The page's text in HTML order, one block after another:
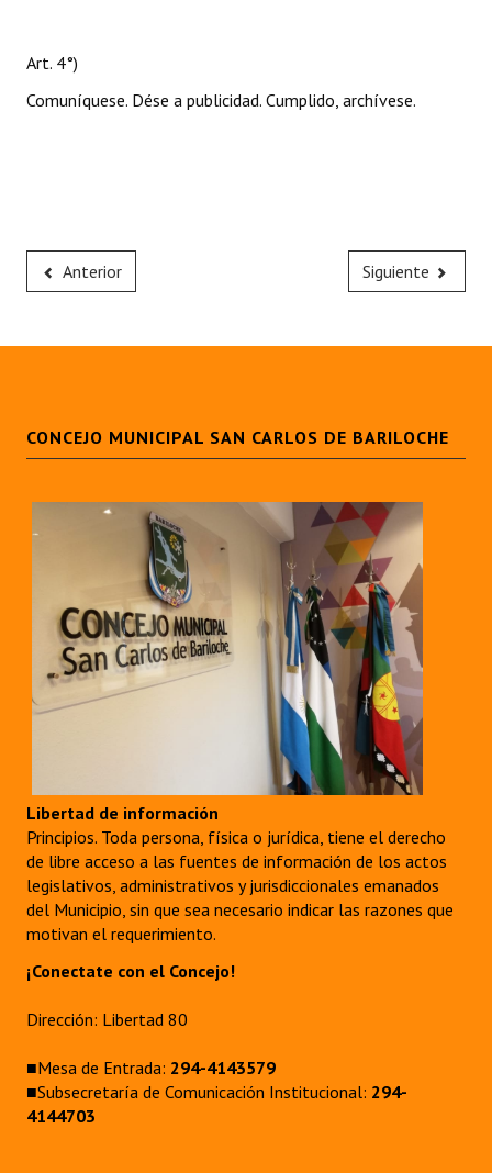
Art. 4°)
Comuníquese. Dése a publicidad. Cumplido, archívese.
Anterior Siguiente
CONCEJO MUNICIPAL SAN CARLOS DE BARILOCHE
Libertad de información
Principios. Toda persona, física o jurídica, tiene el derecho
de libre acceso a las fuentes de información de los actos
legislativos, administrativos y jurisdiccionales emanados
del Municipio, sin que sea necesario indicar las razones que
motivan el requerimiento.
¡Conectate con el Concejo!
Dirección: Libertad 80
■Mesa de Entrada: 294-4143579
■Subsecretaría de Comunicación Institucional: 294-
4144703